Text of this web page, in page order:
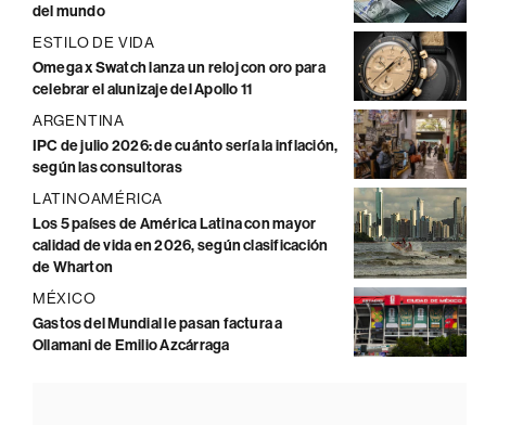
del mundo
ESTILO DE VIDA
Omega x Swatch lanza un reloj con oro para
celebrar el alunizaje del Apollo 11
ARGENTINA
IPC de julio 2026: de cuánto sería la inflación,
según las consultoras
LATINOAMÉRICA
Los 5 países de América Latina con mayor
calidad de vida en 2026, según clasificación
de Wharton
MÉXICO
Gastos del Mundial le pasan factura a
Ollamani de Emilio Azcárraga